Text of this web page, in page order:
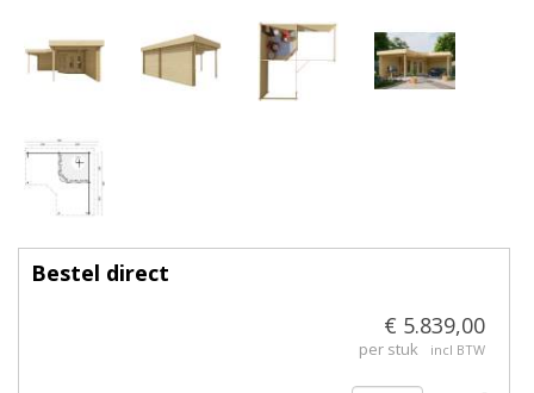
Bestel direct
€ 5.839,00
per stuk incl BTW